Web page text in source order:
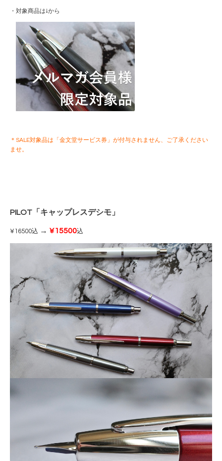
・対象商品は↓から
＊SALE対象品は「金文堂サービス券」が付与されません、ご了承ください
ませ。
PILOT「キャップレスデシモ」
¥16500込 → ¥15500込